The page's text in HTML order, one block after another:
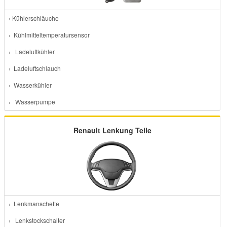
› Kühlerschläuche
› Kühlmitteltemperatursensor
› Ladeluftkühler
› Ladeluftschlauch
› Wasserkühler
› Wasserpumpe
Renault Lenkung Teile
› Lenkmanschette
› Lenkstockschalter